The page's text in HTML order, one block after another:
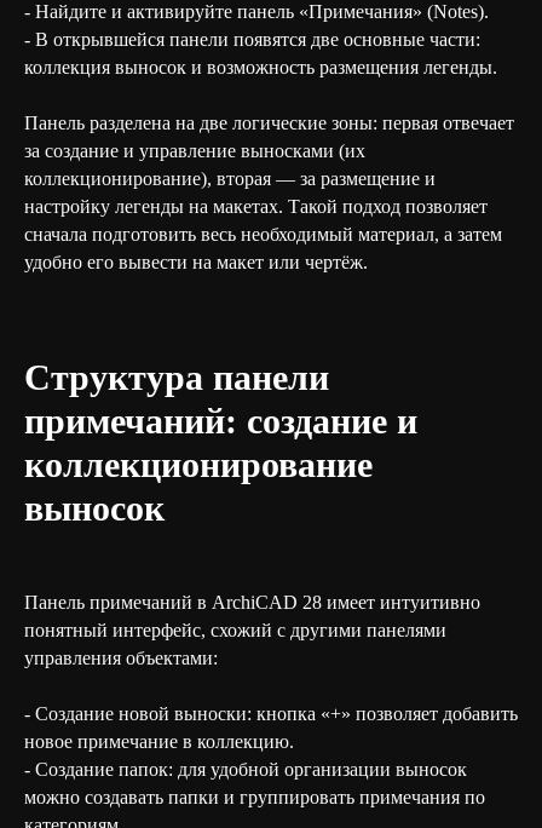
- Найдите и активируйте панель «Примечания» (Notes).
- В открывшейся панели появятся две основные части:
коллекция выносок и возможность размещения легенды.
Панель разделена на две логические зоны: первая отвечает
за создание и управление выносками (их
коллекционирование), вторая — за размещение и
настройку легенды на макетах. Такой подход позволяет
сначала подготовить весь необходимый материал, а затем
удобно его вывести на макет или чертёж.
Структура панели
примечаний: создание и
коллекционирование
выносок
Панель примечаний в ArchiCAD 28 имеет интуитивно
понятный интерфейс, схожий с другими панелями
управления объектами:
- Создание новой выноски: кнопка «+» позволяет добавить
новое примечание в коллекцию.
- Создание папок: для удобной организации выносок
можно создавать папки и группировать примечания по